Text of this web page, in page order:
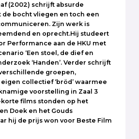
(2002) schrijft absurde
de bocht vliegen en toch een
Zijn werk is
en oprecht.Hij studeert
Performance aan de HKU met
‘Een stoel, de dief en
‘Handen’. Verder schrijft
groepen,
collectief ‘bröd’ waarmee
voorstelling in Zaal 3
korte films stonden op het
Doek en het Gouds
hij de prijs won voor Beste Film